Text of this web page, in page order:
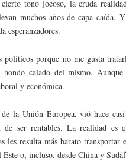
tono jocoso, la cruda
muchos años de capa caída.
esperanzadores.
políticos porque no me gusta
calado del mismo. Aunque
y económica.
la Unión Europea, vió hace
de ser rentables. La realidad es
les resulta más barato transportar
o, incluso, desde China y